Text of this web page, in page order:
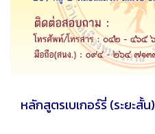
หลักสูตรเบเกอร์รี่ (ระยะสั้น)